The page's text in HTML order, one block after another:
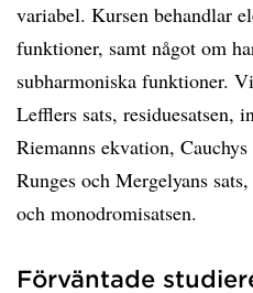
variabel. Kursen behandlar
funktioner, samt något om
subharmoniska funktioner.
Lefflers sats, residuesatsen,
Riemanns ekvation,
Runges och Mergelyans
och monodromisatsen.
Förväntade